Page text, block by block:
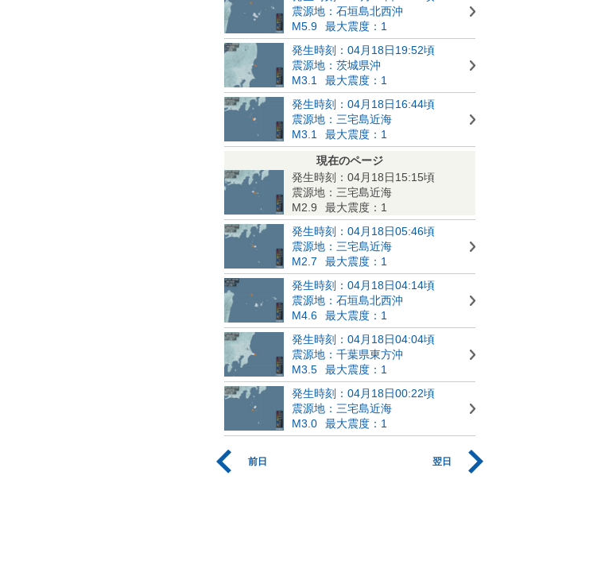
震源地：石垣島北西沖
M5.9
最大震度：1
発生時刻：04月18日19:52頃
震源地：茨城県沖
M3.1
最大震度：1
発生時刻：04月18日16:44頃
震源地：三宅島近海
M3.1
最大震度：1
現在のページ
発生時刻：04月18日15:15頃
震源地：三宅島近海
M2.9
最大震度：1
発生時刻：04月18日05:46頃
震源地：三宅島近海
M2.7
最大震度：1
発生時刻：04月18日04:14頃
震源地：石垣島北西沖
M4.6
最大震度：1
発生時刻：04月18日04:04頃
震源地：千葉県東方沖
M3.5
最大震度：1
発生時刻：04月18日00:22頃
震源地：三宅島近海
M3.0
最大震度：1
前日 翌日